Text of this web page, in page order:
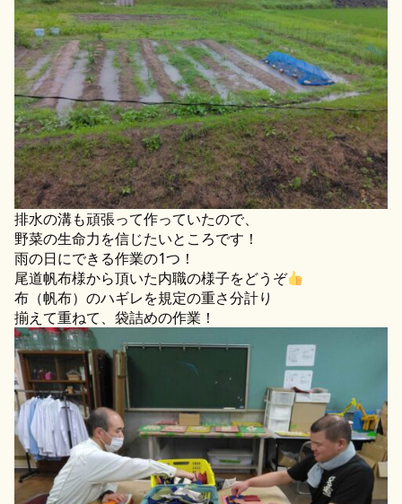
排水の溝も頑張って作っていたので、
野菜の生命力を信じたいところです！
雨の日にできる作業の1つ！
尾道帆布様から頂いた内職の様子をどうぞ
布（帆布）のハギレを規定の重さ分計り
揃えて重ねて、袋詰めの作業！